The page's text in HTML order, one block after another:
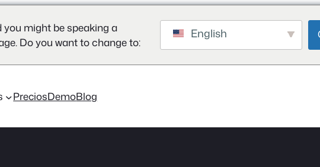
you might be speaking a
Do you want to change to:
English
PreciosDemoBlog